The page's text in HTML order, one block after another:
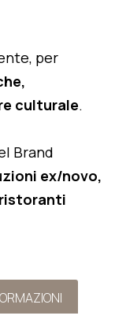
per
culturale.
Brand
ex/novo,